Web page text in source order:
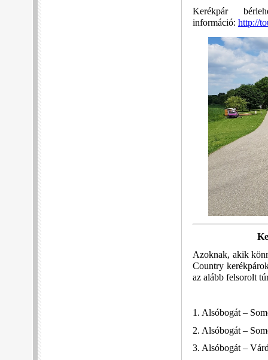
Kerékpár
információ: http://
Azoknak, akik
Country
az alább felsorolt
1. Alsóbogát –
2. Alsóbogát –
3. Alsóbogát –